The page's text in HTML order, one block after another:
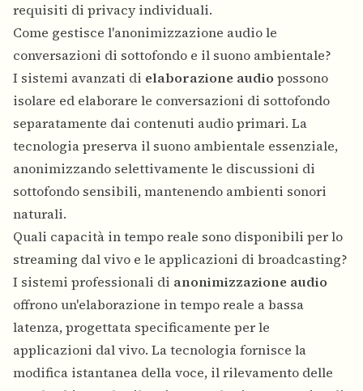
requisiti di privacy individuali.
Come gestisce l'anonimizzazione audio le
conversazioni di sottofondo e il suono ambientale?
I sistemi avanzati di elaborazione audio possono
isolare ed elaborare le conversazioni di sottofondo
separatamente dai contenuti audio primari. La
tecnologia preserva il suono ambientale essenziale,
anonimizzando selettivamente le discussioni di
sottofondo sensibili, mantenendo ambienti sonori
naturali.
Quali capacità in tempo reale sono disponibili per lo
streaming dal vivo e le applicazioni di broadcasting?
I sistemi professionali di anonimizzazione audio
offrono un'elaborazione in tempo reale a bassa
latenza, progettata specificamente per le
applicazioni dal vivo. La tecnologia fornisce la
modifica istantanea della voce, il rilevamento delle